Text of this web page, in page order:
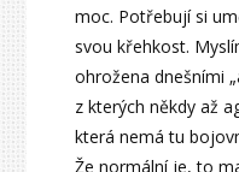
moc. Potřebují si
svou křehkost.
ohrožena dnešními
z kterých někdy až
která nemá tu
Že normální je, to